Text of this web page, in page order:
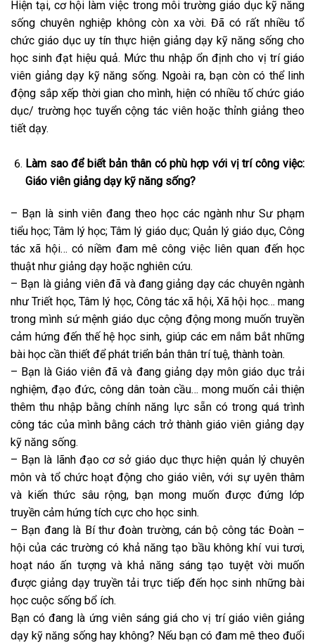
Hiện tại, cơ hội làm việc trong môi trường giáo dục kỹ năng
sống chuyên nghiệp không còn xa vời. Đã có rất nhiều tổ
chức giáo dục uy tín thực hiện giảng dạy kỹ năng sống cho
học sinh đạt hiệu quả. Mức thu nhập ổn định cho vị trí giáo
viên giảng dạy kỹ năng sống. Ngoài ra, bạn còn có thể linh
động sắp xếp thời gian cho mình, hiện có nhiều tố chức giáo
dục/ trường học tuyển cộng tác viên hoặc thỉnh giảng theo
tiết dạy.
Làm sao để biết bản thân có phù hợp với vị trí công việc:
Giáo viên giảng dạy kỹ năng sống?
– Bạn là sinh viên đang theo học các ngành như Sư phạm
tiểu học; Tâm lý học; Tâm lý giáo dục; Quản lý giáo dục, Công
tác xã hội… có niềm đam mê công việc liên quan đến học
thuật như giảng dạy hoặc nghiên cứu.
– Bạn là giảng viên đã và đang giảng dạy các chuyên ngành
như Triết học, Tâm lý học, Công tác xã hội, Xã hội học… mang
trong mình sứ mệnh giáo dục cộng động mong muốn truyền
cảm hứng đến thế hệ học sinh, giúp các em nắm bắt những
bài học cần thiết để phát triển bản thân trí tuệ, thành toàn.
– Bạn là Giáo viên đã và đang giảng dạy môn giáo dục trải
nghiệm, đạo đức, công dân toàn cầu… mong muốn cải thiện
thêm thu nhập bằng chính năng lực sẵn có trong quá trình
công tác của mình bằng cách trở thành giáo viên giảng dạy
kỹ năng sống.
– Bạn là lãnh đạo cơ sở giáo dục thực hiện quản lý chuyên
môn và tổ chức hoạt động cho giáo viên, với sự uyên thâm
và kiến thức sâu rộng, bạn mong muốn được đứng lớp
truyền cảm hứng tích cực cho học sinh.
– Bạn đang là Bí thư đoàn trường, cán bộ công tác Đoàn –
hội của các trường có khả năng tạo bầu không khí vui tươi,
hoạt náo ấn tượng và khả năng sáng tạo tuyệt vời muốn
được giảng dạy truyền tải trực tiếp đến học sinh những bài
học cuộc sống bổ ích.
Bạn có đang là ứng viên sáng giá cho vị trí giáo viên giảng
dạy kỹ năng sống hay không? Nếu bạn có đam mê theo đuổi